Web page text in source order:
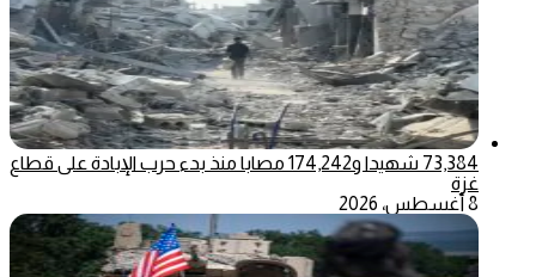
73,384 شهيدا و174,242 مصابا منذ بدء حرب الإبادة على قطاع
غزة
8 أغسطس، 2026